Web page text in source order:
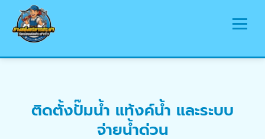
บริการ
ติดตั้งปั๊มน้ำ แท้งค์น้ำ และระบบ
จ่ายน้ำด่วน